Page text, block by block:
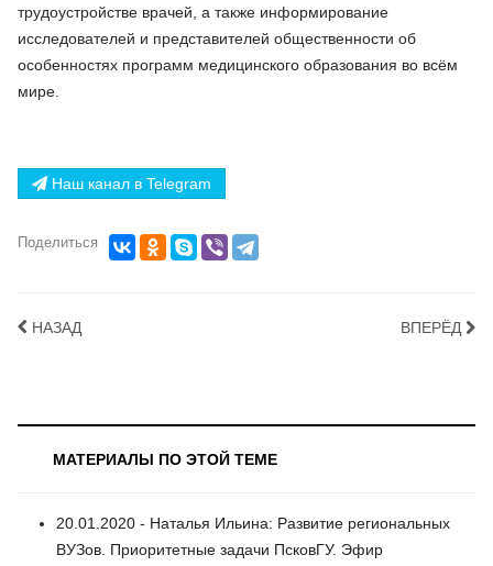
трудоустройстве врачей, а также информирование
исследователей и представителей общественности об
особенностях программ медицинского образования во всём
мире.
Наш канал в Telegram
Поделиться
НАЗАД ВПЕРЁД
МАТЕРИАЛЫ ПО ЭТОЙ ТЕМЕ
20.01.2020 - Наталья Ильина: Развитие региональных
ВУЗов. Приоритетные задачи ПсковГУ. Эфир